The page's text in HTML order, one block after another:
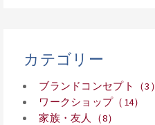
カテゴリー
ブランドコンセプト（3）
ワークショップ（14）
家族・友人（8）